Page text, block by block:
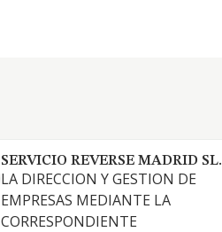
SERVICIO REVERSE MADRID SL.
LA DIRECCION Y GESTION DE
EMPRESAS MEDIANTE LA
CORRESPONDIENTE